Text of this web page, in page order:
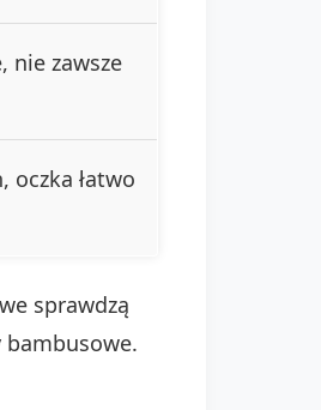
nie zawsze
oczka łatwo
sprawdzą
bambusowe.